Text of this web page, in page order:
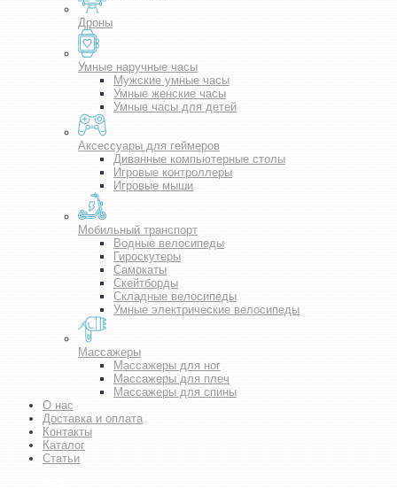
Дроны
Умные наручные часы
Мужские умные часы
Умные женские часы
Умные часы для детей
Аксессуары для геймеров
Диванные компьютерные столы
Игровые контроллеры
Игровые мыши
Мобильный транспорт
Водные велосипеды
Гироскутеры
Самокаты
Скейтборды
Складные велосипеды
Умные электрические велосипеды
Массажеры
Массажеры для ног
Массажеры для плеч
Массажеры для спины
О нас
Доставка и оплата
Контакты
Каталог
Статьи